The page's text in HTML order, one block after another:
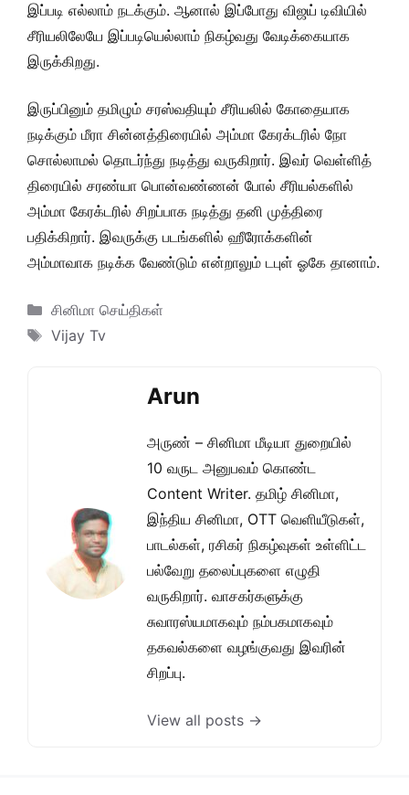
இப்படி எல்லாம் நடக்கும். ஆனால் இப்போது விஜய் டிவியில்
சீரியலிலேயே இப்படியெல்லாம் நிகழ்வது வேடிக்கையாக
இருக்கிறது.
இருப்பினும் தமிழும் சரஸ்வதியும் சீரியலில் கோதையாக
நடிக்கும் மீரா சின்னத்திரையில் அம்மா கேரக்டரில் நோ
சொல்லாமல் தொடர்ந்து நடித்து வருகிறார். இவர் வெள்ளித்
திரையில் சரண்யா பொன்வண்ணன் போல் சீரியல்களில்
அம்மா கேரக்டரில் சிறப்பாக நடித்து தனி முத்திரை
பதிக்கிறார். இவருக்கு படங்களில் ஹீரோக்களின்
அம்மாவாக நடிக்க வேண்டும் என்றாலும் டபுள் ஓகே தானாம்.
Categories
சினிமா செய்திகள்
Tags
Vijay Tv
Arun
அருண் – சினிமா மீடியா துறையில்
10 வருட அனுபவம் கொண்ட
Content Writer. தமிழ் சினிமா,
இந்திய சினிமா, OTT வெளியீடுகள்,
பாடல்கள், ரசிகர் நிகழ்வுகள் உள்ளிட்ட
பல்வேறு தலைப்புகளை எழுதி
வருகிறார். வாசகர்களுக்கு
சுவாரஸ்யமாகவும் நம்பகமாகவும்
தகவல்களை வழங்குவது இவரின்
சிறப்பு.
View all posts →